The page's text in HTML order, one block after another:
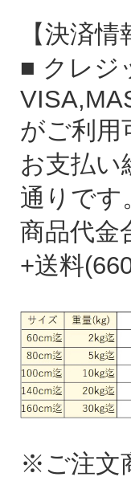
【決済情
■ クレジ
がご利用
お支払い
通りです
商品代金
+送料
※ご注文